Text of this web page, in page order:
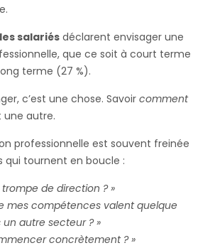
salariésdéclarent envisager une
que ce soit à court terme
terme (27 %).
c’est une chose. Savoir comment
une autre.
professionnelle est souvent freinée
qui tournent en boucle :
trompe de direction ? »
mes compétences valent quelque
autre secteur ? »
concrètement ? »